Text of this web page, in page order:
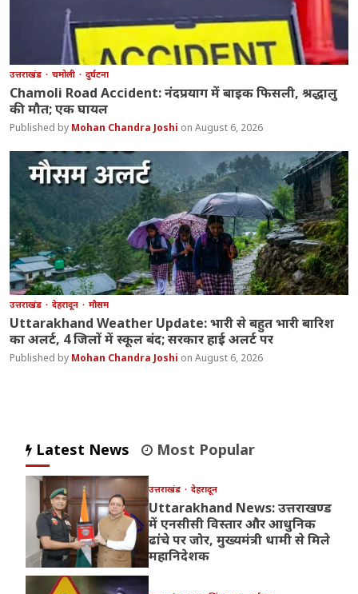
उत्तराखंड चमोली दुर्घटना
Chamoli Road Accident: नंदप्रयाग में बाइक फिसली, श्रद्धालु
की मौत; एक घायल
Mohan Chandra Joshi August 6, 2026
उत्तराखंड देहरादून मौसम
Uttarakhand Weather Update: भारी से बहुत भारी बारिश
का अलर्ट, 4 जिलों में स्कूल बंद; सरकार हाई अलर्ट पर
Mohan Chandra Joshi August 6, 2026
Latest News Most Popular
उत्तराखंड देहरादून
Uttarakhand News: उत्तराखण्ड
में एनसीसी विस्तार और आधुनिक
ढांचे पर जोर, मुख्यमंत्री धामी से मिले
महानिदेशक